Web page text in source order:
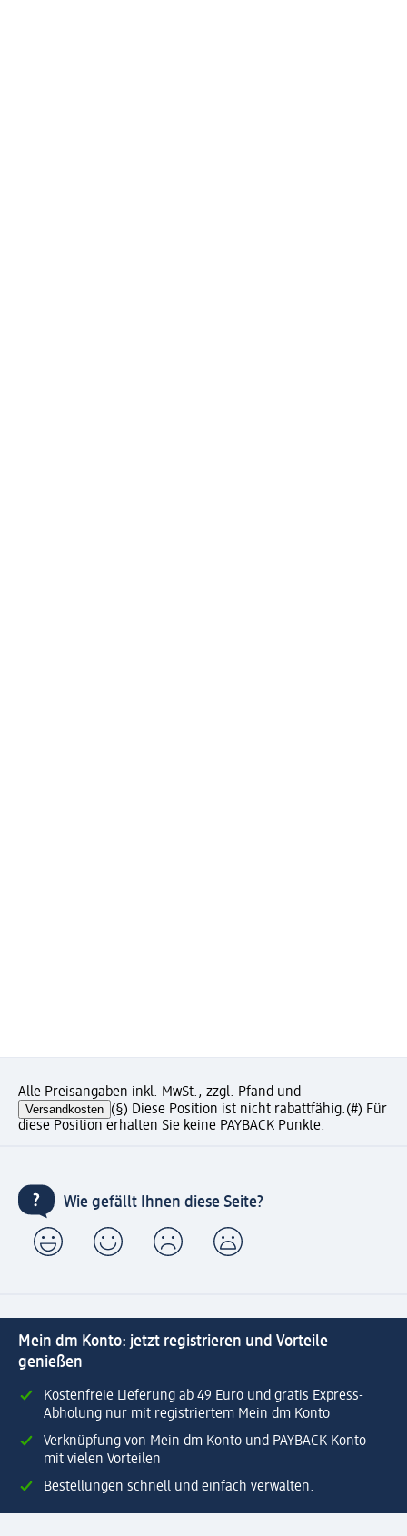
Alle Preisangaben inkl. MwSt., zzgl. Pfand und
Versandkosten (§) Diese Position ist nicht rabattfähig.(#) Für
diese Position erhalten Sie keine PAYBACK Punkte.
Wie gefällt Ihnen diese Seite?
Mein dm Konto: jetzt registrieren und Vorteile
genießen
Kostenfreie Lieferung ab 49 Euro und gratis Express-
Abholung nur mit registriertem Mein dm Konto
Verknüpfung von Mein dm Konto und PAYBACK Konto
mit vielen Vorteilen
Bestellungen schnell und einfach verwalten.